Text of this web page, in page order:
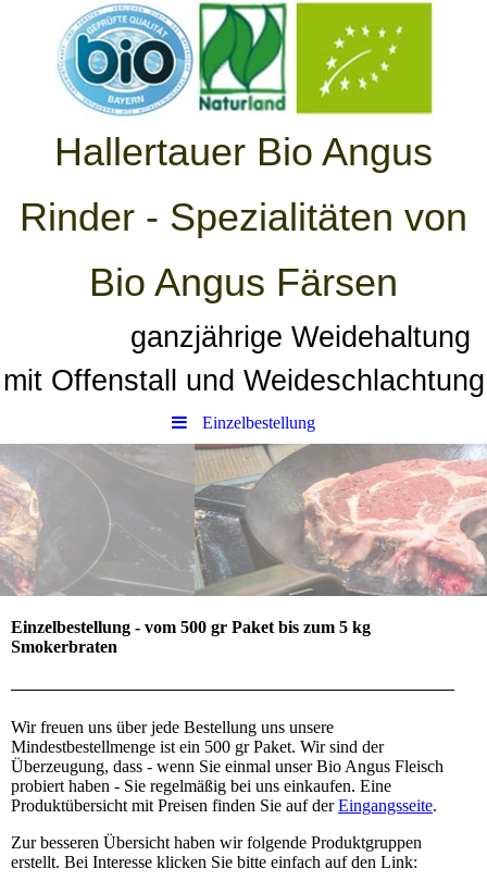
Hallertauer Bio Angus
Rinder - Spezialitäten von
Bio Angus Färsen
ganzjährige Weidehaltung
mit Offenstall und Weideschlachtung
Einzelbestellung
Einzelbestellung - vom 500 gr Paket bis zum 5 kg
Smokerbraten
Wir freuen uns über jede Bestellung uns unsere
Mindestbestellmenge ist ein 500 gr Paket. Wir sind der
Überzeugung, dass - wenn Sie einmal unser Bio Angus Fleisch
probiert haben - Sie regelmäßig bei uns einkaufen. Eine
Produktübersicht mit Preisen finden Sie auf derEingangsseite.
Zur besseren Übersicht haben wir folgende Produktgruppen
erstellt. Bei Interesse klicken Sie bitte einfach auf den Link: